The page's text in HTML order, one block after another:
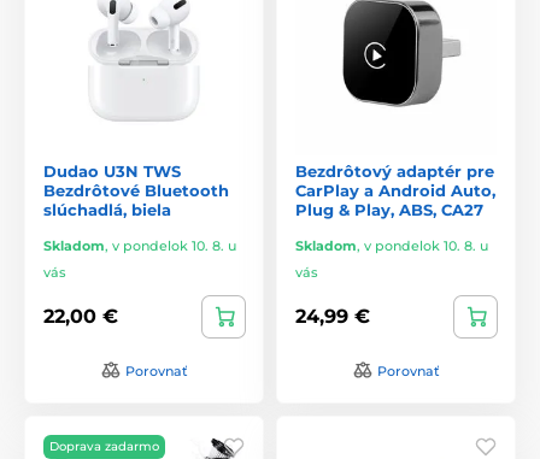
Dudao U3N TWS
Bezdrôtové Bluetooth
slúchadlá, biela
Skladom, v pondelok 10. 8. u
vás
22,00 €
Porovnať
Bezdrôtový adaptér pre
CarPlay a Android Auto,
Plug & Play, ABS, CA27
Skladom, v pondelok 10. 8. u
vás
24,99 €
Porovnať
Doprava zadarmo